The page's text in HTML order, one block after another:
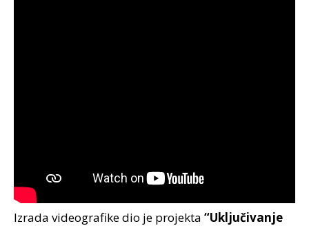
Izrada videografike dio je projekta “Uključivanje